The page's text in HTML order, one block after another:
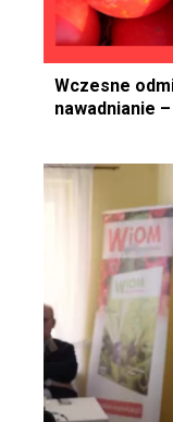
Wczesne
nawadnianie